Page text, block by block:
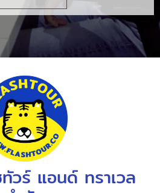
วร์ แอนด์ ทราเวล